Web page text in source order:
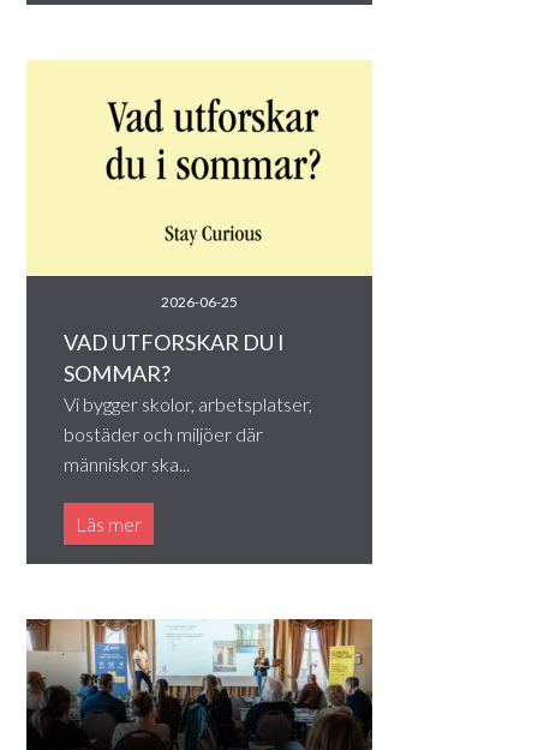
2026-06-25
VAD UTFORSKAR DU I
SOMMAR?
Vi bygger skolor, arbetsplatser,
bostäder och miljöer där
människor ska...
Läs mer